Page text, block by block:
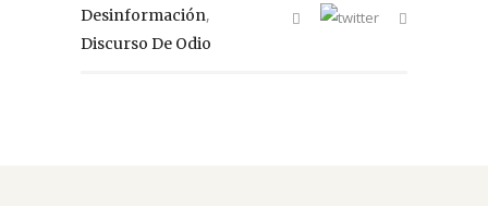
Desinformación,
Discurso De Odio